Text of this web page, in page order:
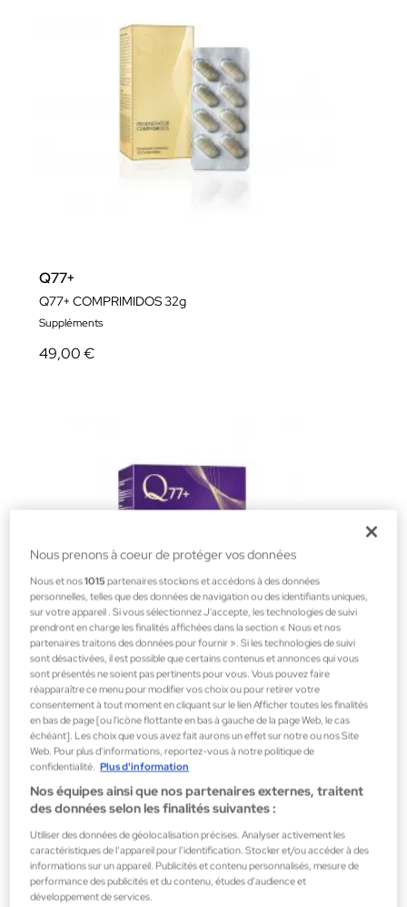
Q77+
Q77+ COMPRIMIDOS 32g
Suppléments
49,00 €
Q77+
Q77+ Colágeno 264g
Soins des os
29,00 €
Nous prenons à coeur de protéger vos données
Nous et nos1015 partenaires stockons et accédons à des données
personnelles, telles que des données de navigation ou des identifiants uniques,
sur votre appareil . Si vous sélectionnez J'accepte, les technologies de suivi
prendront en charge les finalités affichées dans la section « Nous et nos
partenaires traitons des données pour fournir ». Si les technologies de suivi
sont désactivées, il est possible que certains contenus et annonces qui vous
sont présentés ne soient pas pertinents pour vous. Vous pouvez faire
réapparaître ce menu pour modifier vos choix ou pour retirer votre
consentement à tout moment en cliquant sur le lien Afficher toutes les finalités
en bas de page [ou l'icône flottante en bas à gauche de la page Web, le cas
échéant]. Les choix que vous avez fait aurons un effet sur notre ou nos Site
Web. Pour plus d’informations, reportez-vous à notre politique de
confidentialité. Plus d'information
Nos équipes ainsi que nos partenaires externes, traitent
des données selon les finalités suivantes :
Utiliser des données de géolocalisation précises. Analyser activement les
caractéristiques de l’appareil pour l’identification. Stocker et/ou accéder à des
informations sur un appareil. Publicités et contenu personnalisés, mesure de
performance des publicités et du contenu, études d’audience et
développement de services.